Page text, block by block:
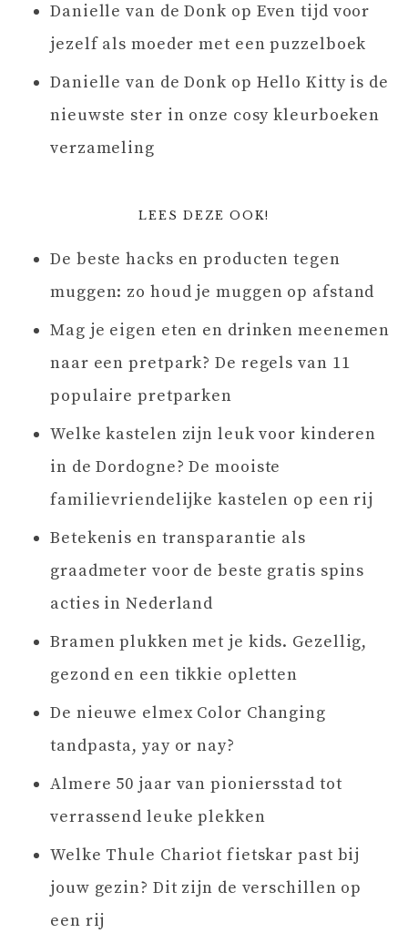
Danielle van de Donk op Even tijd voor
jezelf als moeder met een puzzelboek
Danielle van de Donk op Hello Kitty is de
nieuwste ster in onze cosy kleurboeken
verzameling
LEES DEZE OOK!
De beste hacks en producten tegen
muggen: zo houd je muggen op afstand
Mag je eigen eten en drinken meenemen
naar een pretpark? De regels van 11
populaire pretparken
Welke kastelen zijn leuk voor kinderen
in de Dordogne? De mooiste
familievriendelijke kastelen op een rij
Betekenis en transparantie als
graadmeter voor de beste gratis spins
acties in Nederland
Bramen plukken met je kids. Gezellig,
gezond en een tikkie opletten
De nieuwe elmex Color Changing
tandpasta, yay or nay?
Almere 50 jaar van pioniersstad tot
verrassend leuke plekken
Welke Thule Chariot fietskar past bij
jouw gezin? Dit zijn de verschillen op
een rij